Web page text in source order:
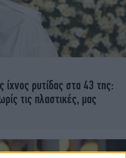
ίχνος ρυτίδας στα 43 της:
τις πλαστικές, μας